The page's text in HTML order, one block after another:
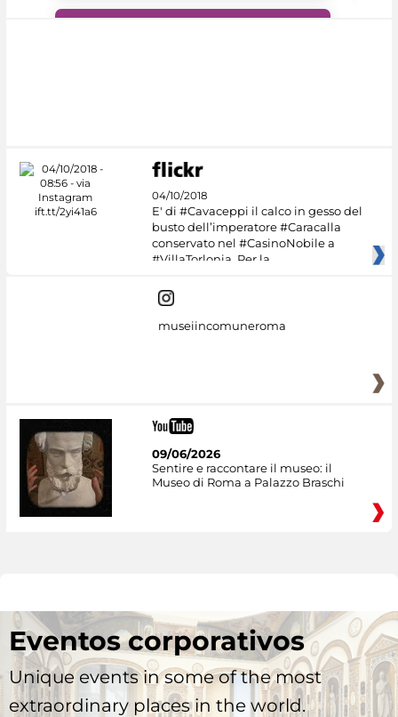
04/10/2018
E' di #Cavaceppi il calco in gesso del
busto dell’imperatore #Caracalla
conservato nel #CasinoNobile a
#VillaTorlonia. Per la
museiincomuneroma
09/06/2026
Sentire e raccontare il museo: il
Museo di Roma a Palazzo Braschi
Eventos corporativos
Unique events in some of the most
extraordinary places in the world.